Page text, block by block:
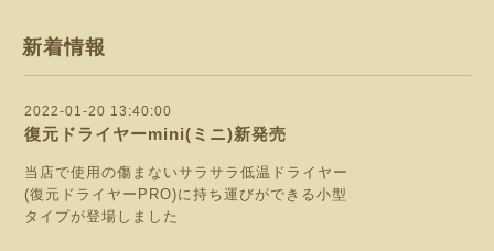
新着情報
2022-01-20 13:40:00
復元ドライヤーmini(ミニ)新発売
当店で使用の傷まないサラサラ低温ドライヤー
(復元ドライヤーPRO)に持ち運びができる小型
タイプが登場しました